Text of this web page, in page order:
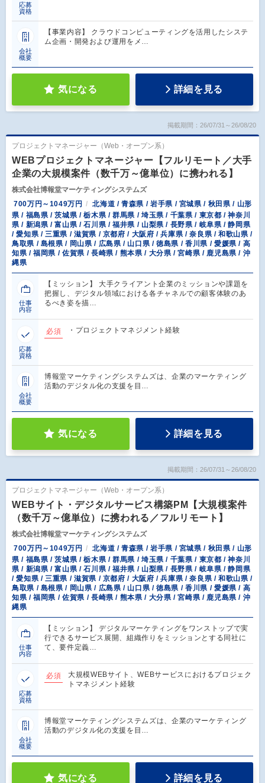
応募
資格
会社
概要
【事業内容】 クラウドコンピューティングを活用したシステ
ム企画・開発および運用をメ…
気になる 詳細を見る
掲載期間：26/07/31～26/08/20
プロジェクトマネージャー（Web・オープン系）
WEBプロジェクトマネージャー【フルリモート／大手
企業の大規模案件（数千万～億単位）に携われる】
株式会社博報堂マーケティングシステムズ
700万円～1049万円
北海道 / 青森県 / 岩手県 / 宮城県 / 秋田県 / 山形
県 / 福島県 / 茨城県 / 栃木県 / 群馬県 / 埼玉県 / 千葉県 / 東京都 / 神奈川
県 / 新潟県 / 富山県 / 石川県 / 福井県 / 山梨県 / 長野県 / 岐阜県 / 静岡県
/ 愛知県 / 三重県 / 滋賀県 / 京都府 / 大阪府 / 兵庫県 / 奈良県 / 和歌山県 /
鳥取県 / 島根県 / 岡山県 / 広島県 / 山口県 / 徳島県 / 香川県 / 愛媛県 / 高
知県 / 福岡県 / 佐賀県 / 長崎県 / 熊本県 / 大分県 / 宮崎県 / 鹿児島県 / 沖
縄県
仕事
内容
【ミッション】 大手クライアント企業のミッションや課題を
把握し、デジタル領域における各チャネルでの顧客体験のあ
るべき姿を描…
応募
資格
必須 ・プロジェクトマネジメント経験
会社
概要
博報堂マーケティングシステムズは、企業のマーケティング
活動のデジタル化の支援を目…
気になる 詳細を見る
掲載期間：26/07/31～26/08/20
プロジェクトマネージャー（Web・オープン系）
WEBサイト・デジタルサービス構築PM【大規模案件
（数千万～億単位）に携われる／フルリモート】
株式会社博報堂マーケティングシステムズ
700万円～1049万円
北海道 / 青森県 / 岩手県 / 宮城県 / 秋田県 / 山形
県 / 福島県 / 茨城県 / 栃木県 / 群馬県 / 埼玉県 / 千葉県 / 東京都 / 神奈川
県 / 新潟県 / 富山県 / 石川県 / 福井県 / 山梨県 / 長野県 / 岐阜県 / 静岡県
/ 愛知県 / 三重県 / 滋賀県 / 京都府 / 大阪府 / 兵庫県 / 奈良県 / 和歌山県 /
鳥取県 / 島根県 / 岡山県 / 広島県 / 山口県 / 徳島県 / 香川県 / 愛媛県 / 高
知県 / 福岡県 / 佐賀県 / 長崎県 / 熊本県 / 大分県 / 宮崎県 / 鹿児島県 / 沖
縄県
仕事
内容
【ミッション】 デジタルマーケティングをワンストップで実
行できるサービス展開、組織作りをミッションとする同社に
て、要件定義…
応募
資格
必須
大規模WEBサイト、WEBサービスにおけるプロジェク
トマネジメント経験
会社
概要
博報堂マーケティングシステムズは、企業のマーケティング
活動のデジタル化の支援を目…
気になる 詳細を見る